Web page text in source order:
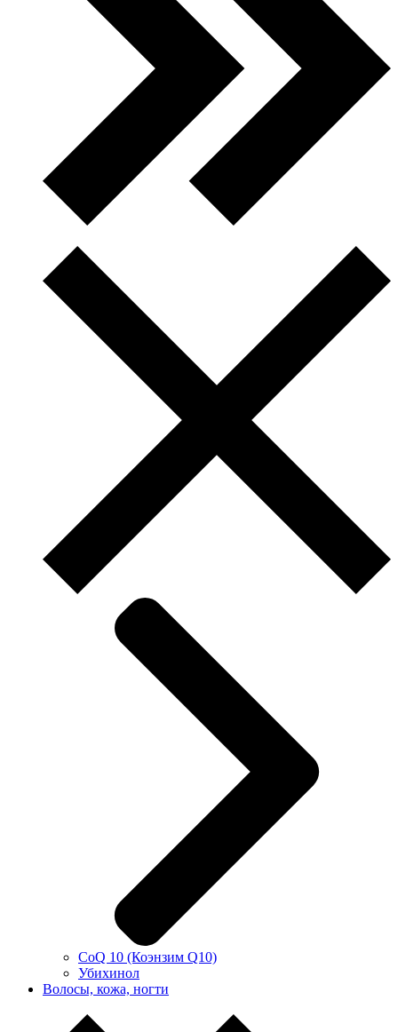
CoQ 10 (Коэнзим Q10)
Убихинол
Волосы, кожа, ногти